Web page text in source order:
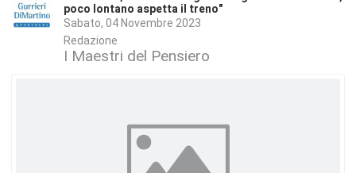
poco lontano aspetta il treno"
Sabato, 04 Novembre 2023
Redazione
I Maestri del Pensiero